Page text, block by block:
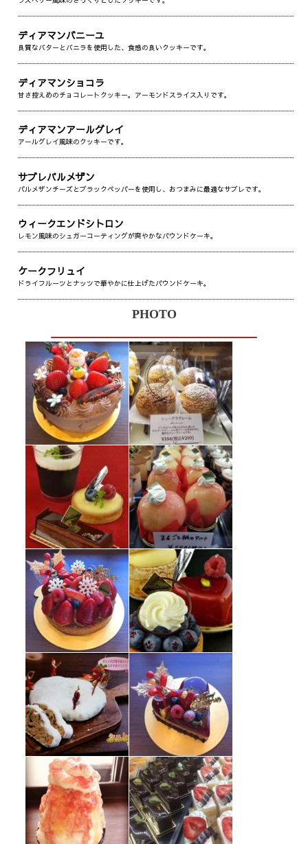
ディアマンバニーユ
良質なバターとバニラを使用した、食感の良いクッキーです。
ディアマンショコラ
甘さ控えめのチョコレートクッキー。アーモンドスライス入りです。
ディアマンアールグレイ
アールグレイ風味のクッキーです。
サブレパルメザン
パルメザンチーズとブラックペッパーを使用し、おつまみに最適なサブレです。
ウィークエンドシトロン
レモン風味のシュガーコーティングが爽やかなパウンドケーキ。
ケークフリュイ
ドライフルーツとナッツで華やかに仕上げたパウンドケーキ。
PHOTO